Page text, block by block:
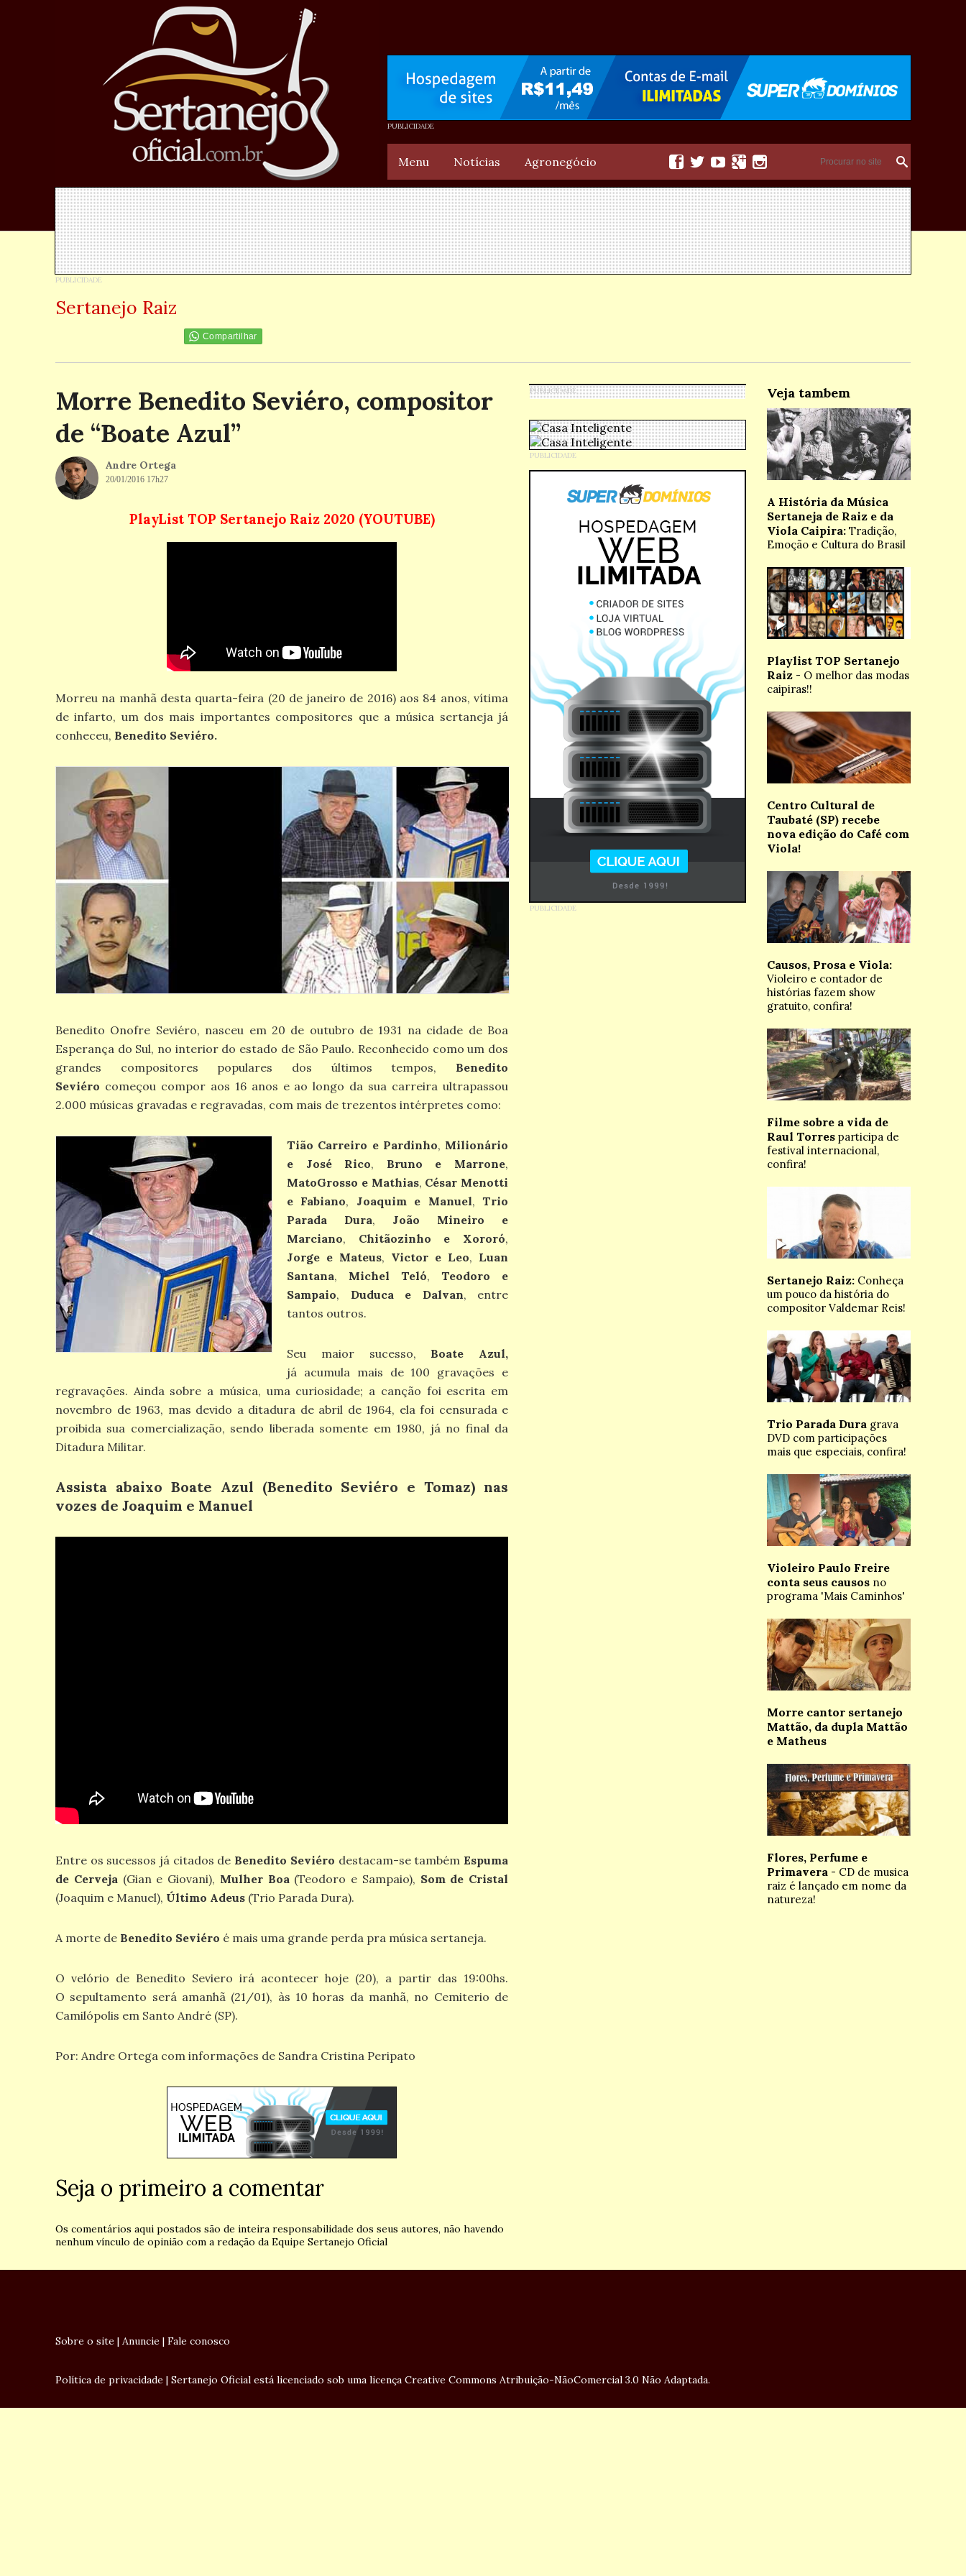
Menu Notícias Agronegócio     
Sertanejo Raiz
Compartilhar
Morre Benedito Seviéro, compositor
de “Boate Azul”
Andre Ortega
20/01/2016 17h27
PlayList TOP Sertanejo Raiz 2020 (YOUTUBE)
Morreu na manhã desta quarta-feira (20 de janeiro de 2016) aos 84 anos, vítima
de infarto, um dos mais importantes compositores que a música sertaneja já
conheceu, Benedito Seviéro.
Benedito Onofre Seviéro, nasceu em 20 de outubro de 1931 na cidade de Boa
Esperança do Sul, no interior do estado de São Paulo. Reconhecido como um dos
grandes compositores populares dos últimos tempos, Benedito
Seviéro começou compor aos 16 anos e ao longo da sua carreira ultrapassou
2.000 músicas gravadas e regravadas, com mais de trezentos intérpretes como:
Tião Carreiro e Pardinho, Milionário
e José Rico, Bruno e Marrone,
MatoGrosso e Mathias, César Menotti
e Fabiano, Joaquim e Manuel, Trio
Parada Dura, João Mineiro e
Marciano, Chitãozinho e Xororó,
Jorge e Mateus, Victor e Leo, Luan
Santana, Michel Teló, Teodoro e
Sampaio, Duduca e Dalvan, entre
tantos outros.
Seu maior sucesso, Boate Azul,
já acumula mais de 100 gravações e
regravações. Ainda sobre a música, uma curiosidade; a canção foi escrita em
novembro de 1963, mas devido a ditadura de abril de 1964, ela foi censurada e
proibida sua comercialização, sendo liberada somente em 1980, já no final da
Ditadura Militar.
Assista abaixo Boate Azul (Benedito Seviéro e Tomaz) nas
vozes de Joaquim e Manuel
Entre os sucessos já citados de Benedito Seviéro destacam-se tambémEspuma
de Cerveja(Gian e Giovani), Mulher Boa(Teodoro e Sampaio), Som de Cristal
(Joaquim e Manuel), Último Adeus (Trio Parada Dura).
A morte de Benedito Seviéro é mais uma grande perda pra música sertaneja.
O velório de Benedito Seviero irá acontecer hoje (20), a partir das 19:00hs.
O sepultamento será amanhã (21/01), às 10 horas da manhã, no Cemiterio de
Camilópolis em Santo André (SP).
Por: Andre Ortega com informações de Sandra Cristina Peripato
Seja o primeiro a comentar
Os comentários aqui postados são de inteira responsabilidade dos seus autores, não havendo
nenhum vínculo de opinião com a redação da Equipe Sertanejo Oficial
Veja tambem
A História da Música
Sertaneja de Raiz e da
Viola Caipira: Tradição,
Emoção e Cultura do Brasil
Playlist TOP Sertanejo
Raiz - O melhor das modas
caipiras!!
Centro Cultural de
Taubaté (SP) recebe
nova edição do Café com
Viola!
Causos, Prosa e Viola:
Violeiro e contador de
histórias fazem show
gratuito, confira!
Filme sobre a vida de
Raul Torres participa de
festival internacional,
confira!
Sertanejo Raiz: Conheça
um pouco da história do
compositor Valdemar Reis!
Trio Parada Dura grava
DVD com participações
mais que especiais, confira!
Violeiro Paulo Freire
conta seus causos no
programa 'Mais Caminhos'
Morre cantor sertanejo
Mattão, da dupla Mattão
e Matheus
Flores, Perfume e
Primavera - CD de musica
raiz é lançado em nome da
natureza!
Sobre o site | Anuncie | Fale conosco
Política de privacidade | Sertanejo Oficial está licenciado sob uma licença Creative Commons Atribuição-NãoComercial 3.0 Não Adaptada.